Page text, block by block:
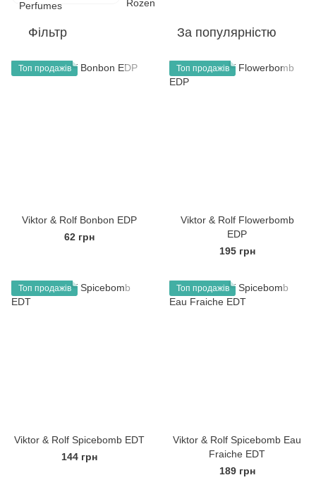
Фільтр За популярністю
Топ продажів
Viktor & Rolf Bonbon EDP
62 грн
Топ продажів
Viktor & Rolf Flowerbomb
EDP
195 грн
Топ продажів
Viktor & Rolf Spicebomb EDT
144 грн
Топ продажів
Viktor & Rolf Spicebomb Eau
Fraiche EDT
189 грн